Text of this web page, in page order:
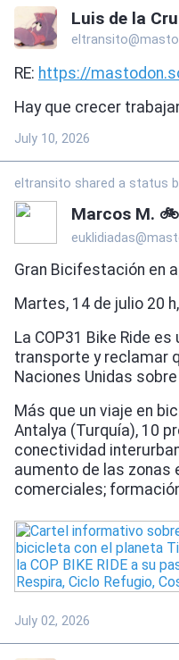
Luis de la
RE: https://
Hay que crecer
July 10, 2026
eltransito shared a status
Marcos M.
Gran Bicifestación en
Martes, 14 de julio 20
La COP31 Bike Ride
transporte y reclamar
Naciones Unidas
Más que un viaje en
Antalya (Turquía), 10
conectividad
aumento de las
comerciales;
July 02, 2026